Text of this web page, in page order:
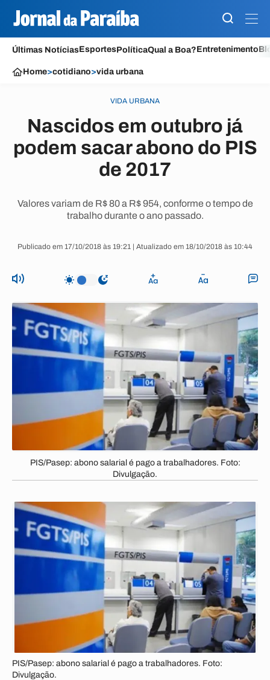
Últimas NotíciasEsportesPolíticaQual a Boa?Entretenimento
Home>cotidiano>vida urbana
VIDA URBANA
Nascidos em outubro já
podem sacar abono do PIS
de 2017
Valores variam de R$ 80 a R$ 954, conforme o tempo de
trabalho durante o ano passado.
Publicado em 17/10/2018 às 19:21 | Atualizado em 18/10/2018 às 10:44
PIS/Pasep: abono salarial é pago a trabalhadores. Foto:
Divulgação.
PIS/Pasep: abono salarial é pago a trabalhadores. Foto:
Divulgação.